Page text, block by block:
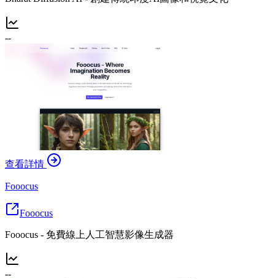
--
查看詳情
Fooocus
Fooocus
Fooocus - 免費線上人工智慧影像生成器
--